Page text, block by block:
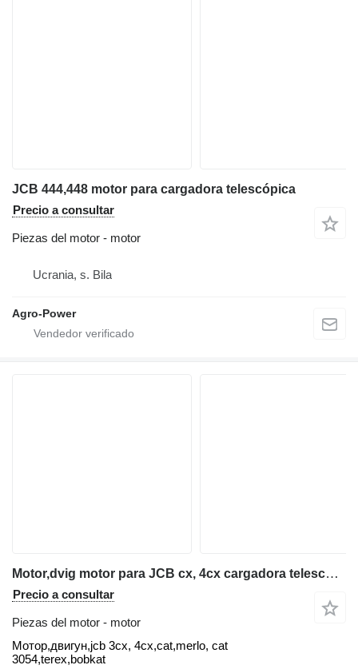
JCB 444,448 motor para cargadora telescópica
Precio a consultar
Piezas del motor - motor
Ucrania, s. Bila
Agro-Power
Motor,dvig motor para JCB cx, 4cx cargadora telescópica
Precio a consultar
Piezas del motor - motor
Мотор,двигун,jcb 3cx, 4cx,cat,merlo, cat
3054,terex,bobkat